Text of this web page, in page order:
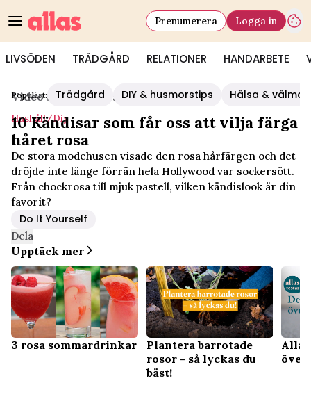
LIVSÖDEN TRÄDGÅRD RELATIONER HANDARBETE
Prenumerera Logga in
Populärt: Trädgård DIY & husmorstips Hälsa &
Video Start/Hushåll/diy
Hushåll/diy
10 Kändisar som får oss att vilja färga
håret rosa
De stora modehusen visade den rosa hårfärgen och det
dröjde inte länge förrän hela Hollywood var sockersött.
Från chockrosa till mjuk pastell, vilken kändislook är din
favorit?
Do It Yourself
Dela
Upptäck mer
3 rosa sommardrinkar
Plantera barrotade
rosor - så lyckas du
bäst!